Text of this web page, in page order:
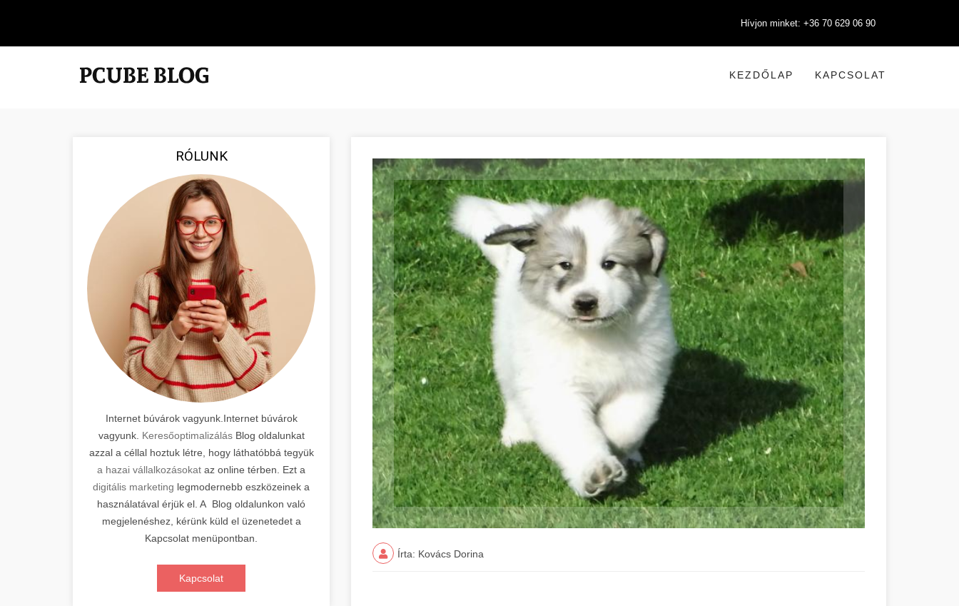
Hívjon minket: +36 70 629 06 90
KEZDŐLAP KAPCSOLAT
RÓLUNK
Internet búvárok vagyunk.Internet búvárok
vagyunk. KeresőoptimalizálásBlog oldalunkat
azzal a céllal hoztuk létre, hogy láthatóbbá tegyük
a hazai vállalkozásokat az online térben. Ezt a
digitális marketing legmodernebb eszközeinek a
használatával érjük el. A Blog oldalunkon való
megjelenéshez, kérünk küld el üzenetedet a
Kapcsolat menüpontban.
Kapcsolat
Írta: Kovács Dorina